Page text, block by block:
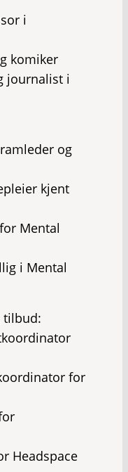
i
komiker
journalist i
og
kjent
Mental
i Mental
tilbud:
for
Headspace